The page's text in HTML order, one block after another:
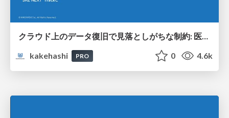
kakehashi
PRO 0 4.6k